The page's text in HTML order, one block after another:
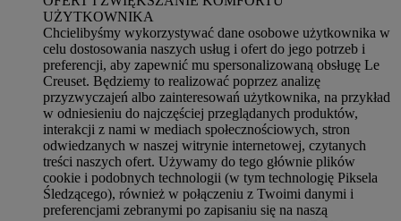
UŻYTKOWNIKA
Chcielibyśmy wykorzystywać dane osobowe użytkownika w
celu dostosowania naszych usług i ofert do jego potrzeb i
preferencji, aby zapewnić mu spersonalizowaną obsługę Le
Creuset. Będziemy to realizować poprzez analizę
przyzwyczajeń albo zainteresowań użytkownika, na przykład
w odniesieniu do najczęściej przeglądanych produktów,
interakcji z nami w mediach społecznościowych, stron
odwiedzanych w naszej witrynie internetowej, czytanych
treści naszych ofert. Używamy do tego głównie plików
cookie i podobnych technologii (w tym technologię Piksela
Śledzącego), również w połączeniu z Twoimi danymi i
preferencjami zebranymi po zapisaniu się na naszą